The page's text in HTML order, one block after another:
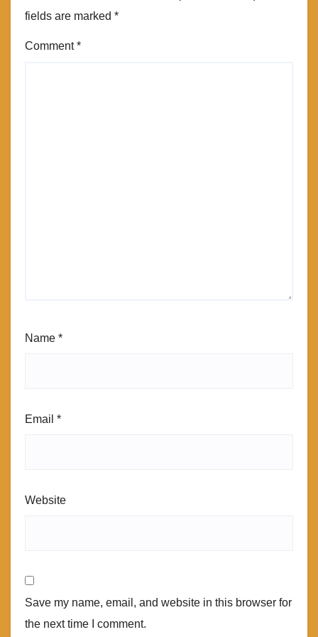
fields are marked *
Comment*
Name *
Email *
Website
Save my name, email, and website in this browser for
the next time I comment.